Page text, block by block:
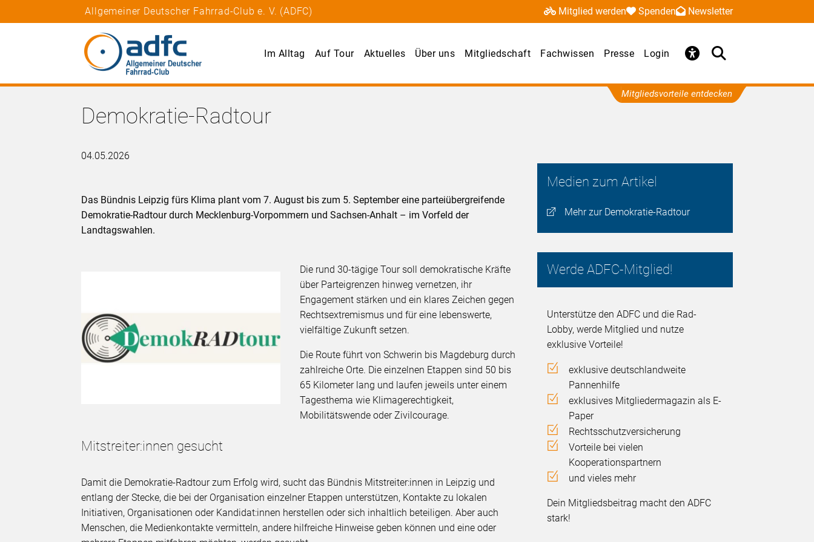
Allgemeiner Deutscher Fahrrad-Club e. V. (ADFC) Mitglied werden Spenden Newsletter
Im Alltag Auf Tour Aktuelles Über uns Mitgliedschaft Fachwissen Presse Login
Mitgliedsvorteile entdecken
Demokratie-Radtour
04.05.2026
Medien zum Artikel
Mehr zur Demokratie-Radtour
Werde ADFC-Mitglied!
Unterstütze den ADFC und die Rad-
Lobby, werde Mitglied und nutze
exklusive Vorteile!
exklusive deutschlandweite
Pannenhilfe
exklusives Mitgliedermagazin als E-
Paper
Rechtsschutzversicherung
Vorteile bei vielen
Kooperationspartnern
und vieles mehr
Dein Mitgliedsbeitrag macht den ADFC
stark!
Das Bündnis Leipzig fürs Klima plant vom 7. August bis zum 5. September eine parteiübergreifende
Demokratie-Radtour durch Mecklenburg-Vorpommern und Sachsen-Anhalt – im Vorfeld der
Landtagswahlen.
Die rund 30-tägige Tour soll demokratische Kräfte
über Parteigrenzen hinweg vernetzen, ihr
Engagement stärken und ein klares Zeichen gegen
Rechtsextremismus und für eine lebenswerte,
vielfältige Zukunft setzen.
Die Route führt von Schwerin bis Magdeburg durch
zahlreiche Orte. Die einzelnen Etappen sind 50 bis
65 Kilometer lang und laufen jeweils unter einem
Tagesthema wie Klimagerechtigkeit,
Mobilitätswende oder Zivilcourage.
Mitstreiter:innen gesucht
Damit die Demokratie-Radtour zum Erfolg wird, sucht das Bündnis Mitstreiter:innen in Leipzig und
entlang der Stecke, die bei der Organisation einzelner Etappen unterstützen, Kontakte zu lokalen
Initiativen, Organisationen oder Kandidat:innen herstellen oder sich inhaltlich beteiligen. Aber auch
Menschen, die Medienkontakte vermitteln, andere hilfreiche Hinweise geben können und eine oder